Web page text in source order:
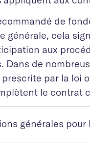
de
générale, cela
aux
Dans de
prescrite par la loi
le contrat
générales